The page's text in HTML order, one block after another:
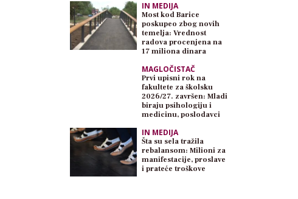
IN MEDIJA
Most kod Barice
poskupeo zbog novih
temelja: Vrednost
radova procenjena na
17 miliona dinara
MAGLOČISTAČ
Prvi upisni rok na
fakultete za školsku
2026/27. završen: Mladi
biraju psihologiju i
medicinu, poslodavci
IN MEDIJA
Šta su sela tražila
rebalansom: Milioni za
manifestacije, proslave
i prateće troškove